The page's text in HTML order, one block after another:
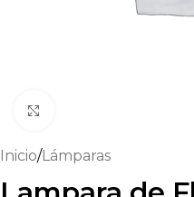
Inicio/Lámparas